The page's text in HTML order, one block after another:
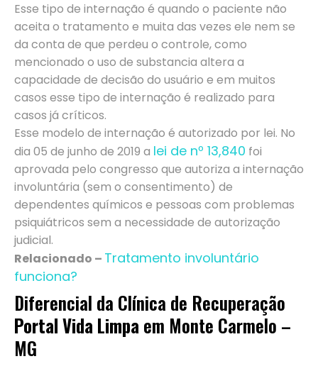
Esse tipo de internação é quando o paciente não
aceita o tratamento e muita das vezes ele nem se
da conta de que perdeu o controle, como
mencionado o uso de substancia altera a
capacidade de decisão do usuário e em muitos
casos esse tipo de internação é realizado para
casos já críticos.
Esse modelo de internação é autorizado por lei. No
dia 05 de junho de 2019 a lei de nº 13,840 foi
aprovada pelo congresso que autoriza a internação
involuntária (sem o consentimento) de
dependentes químicos e pessoas com problemas
psiquiátricos sem a necessidade de autorização
judicial.
Relacionado – Tratamento involuntário
funciona?
Diferencial da Clínica de Recuperação
Portal Vida Limpa em Monte Carmelo –
MG